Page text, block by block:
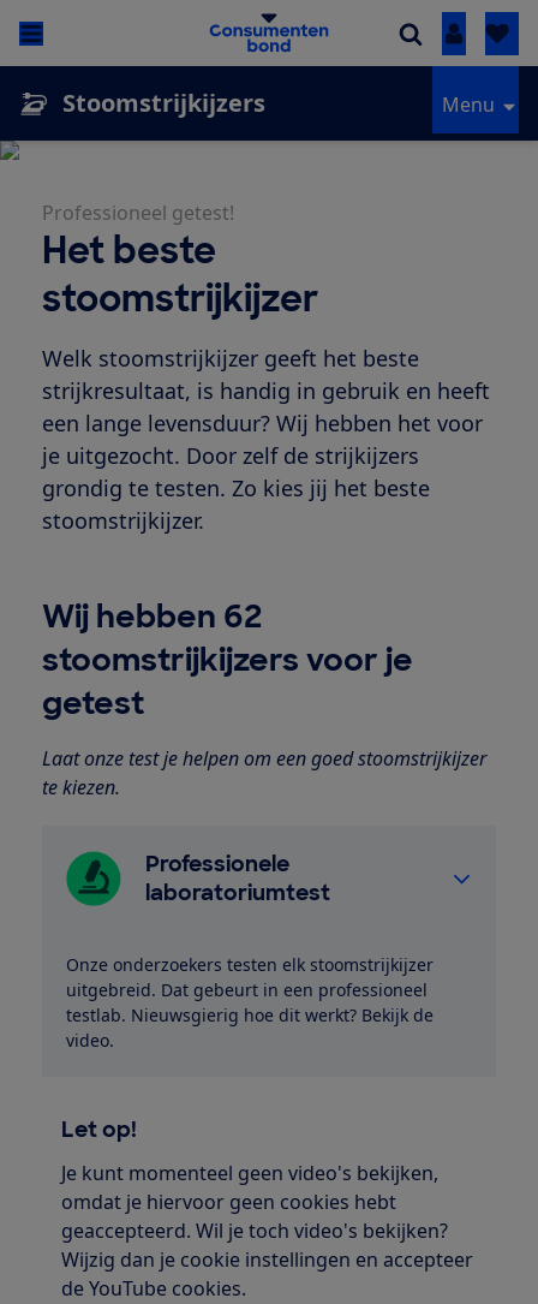
Inloggen
Stoomstrijkijzers Menu
Professioneel getest!
Het beste
stoomstrijkijzer
Welk stoomstrijkijzer geeft het beste
strijkresultaat, is handig in gebruik en heeft
een lange levensduur? Wij hebben het voor
je uitgezocht. Door zelf de strijkijzers
grondig te testen. Zo kies jij het beste
stoomstrijkijzer.
Wij hebben 62
stoomstrijkijzers voor je
getest
Laat onze test je helpen om een goed stoomstrijkijzer
te kiezen.
Professionele
laboratoriumtest
Onze onderzoekers testen elk stoomstrijkijzer
uitgebreid. Dat gebeurt in een professioneel
testlab. Nieuwsgierig hoe dit werkt? Bekijk de
video.
Let op!
Je kunt momenteel geen video's bekijken,
omdat je hiervoor geen cookies hebt
geaccepteerd. Wil je toch video's bekijken?
Wijzig dan je cookie instellingen en accepteer
de YouTube cookies.